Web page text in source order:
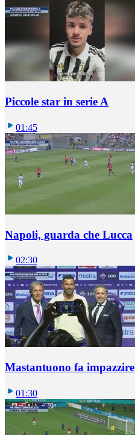
Piccole star in serie A
01:45
Napoli, guarda che Lucca
02:30
Mastantuono fa impazzire
01:30